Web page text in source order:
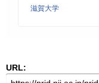
滋賀大学
URL: